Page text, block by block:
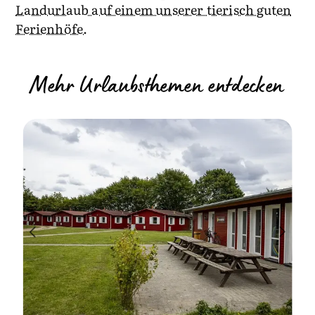
Landurlaub auf einem unserer tierisch guten
Ferienhöfe.
Mehr Urlaubsthemen entdecken